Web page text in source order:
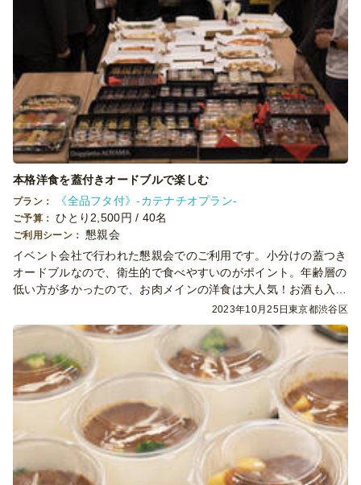
本格洋食を蓋付きオードブルで楽しむ
プラン： 《全品フタ付》-カテナチオプラン-
ご予算： ひとり2,500円 / 40名
ご利用シーン： 懇親会
イベント会社で行われた懇親会でのご利用です。小分けの蓋つき
オードブルなので、衛生的で食べやすいのがポイント。年齢層の
低い方が多かったので、お肉メインの洋食は大人気！お酒も入
り、終始和やかな雰囲気でパーティーは幕を閉じました。
2023年10月25日東京都渋谷区